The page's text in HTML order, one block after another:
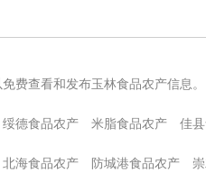
费查看和发布玉林食品农产信息。
绥德食品农产 米脂食品农产 佳
北海食品农产 防城港食品农产